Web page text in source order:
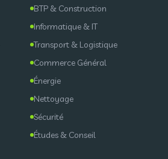
BTP & Construction
Informatique & IT
Transport & Logistique
Commerce Général
Énergie
Nettoyage
Sécurité
Études & Conseil